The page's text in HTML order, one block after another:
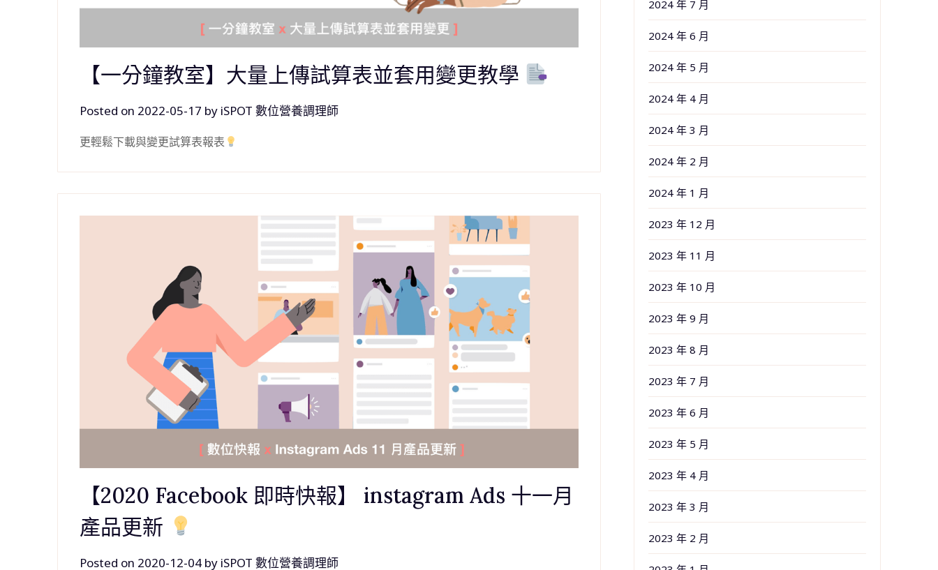
【一分鐘教室】大量上傳試算表並套用變更教學
Posted on 2022-05-17 by iSPOT 數位營養調理師
更輕鬆下載與變更試算表報表
【2020 Facebook 即時快報】 instagram Ads 十一月
產品更新
Posted on 2020-12-04 by iSPOT 數位營養調理師
2024 年 7 月
2024 年 6 月
2024 年 5 月
2024 年 4 月
2024 年 3 月
2024 年 2 月
2024 年 1 月
2023 年 12 月
2023 年 11 月
2023 年 10 月
2023 年 9 月
2023 年 8 月
2023 年 7 月
2023 年 6 月
2023 年 5 月
2023 年 4 月
2023 年 3 月
2023 年 2 月